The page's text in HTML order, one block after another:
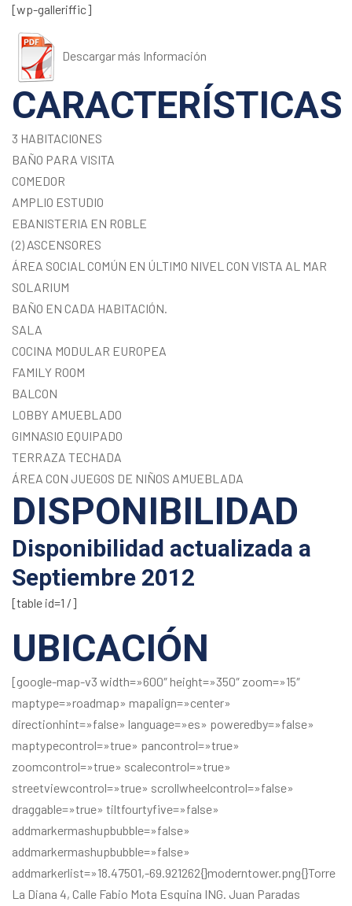
[wp-galleriffic]
Descargar más Información
CARACTERÍSTICAS
3 HABITACIONES
BAÑO PARA VISITA
COMEDOR
AMPLIO ESTUDIO
EBANISTERIA EN ROBLE
(2) ASCENSORES
ÁREA SOCIAL COMÚN EN ÚLTIMO NIVEL CON VISTA AL MAR
SOLARIUM
BAÑO EN CADA HABITACIÓN.
SALA
COCINA MODULAR EUROPEA
FAMILY ROOM
BALCON
LOBBY AMUEBLADO
GIMNASIO EQUIPADO
TERRAZA TECHADA
ÁREA CON JUEGOS DE NIÑOS AMUEBLADA
DISPONIBILIDAD
Disponibilidad actualizada a
Septiembre 2012
[table id=1 /]
UBICACIÓN
[google-map-v3 width=»600″ height=»350″ zoom=»15″
maptype=»roadmap» mapalign=»center»
directionhint=»false» language=»es» poweredby=»false»
maptypecontrol=»true» pancontrol=»true»
zoomcontrol=»true» scalecontrol=»true»
streetviewcontrol=»true» scrollwheelcontrol=»false»
draggable=»true» tiltfourtyfive=»false»
addmarkermashupbubble=»false»
addmarkermashupbubble=»false»
addmarkerlist=»18.47501,-69.921262{}moderntower.png{}Torre
La Diana 4, Calle Fabio Mota Esquina ING. Juan Paradas